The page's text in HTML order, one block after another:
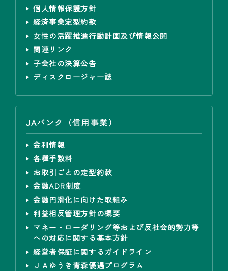
個人情報保護方針
経済事業定型約款
女性の活躍推進行動計画及び情報公開
関連リンク
子会社の決算公告
ディスクロージャー誌
JAバンク（信用事業）
金利情報
各種手数料
お取引ごとの定型約款
金融ADR制度
金融円滑化に向けた取組み
利益相反管理方針の概要
マネー・ローダリング等および反社会的勢力等
への対応に関する基本方針
経営者保証に関するガイドライン
ＪＡゆうき青森優遇プログラム